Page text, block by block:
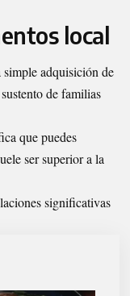
local
simple adquisición de
de familias
que puedes
ser superior a la
significativas